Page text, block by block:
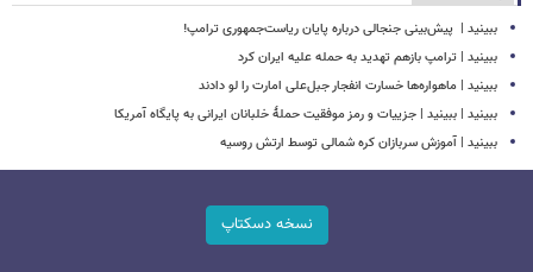
ببینید | ‏ پیش‌بینی جنجالی درباره پایان ریاست‌جمهوری ترامپ!
ببینید | ترامپ بازهم تهدید به حمله علیه ایران کرد
ببینید | ماهواره‌ها خسارت انفجار جبل‌علی امارت را لو دادند
ببینید | ببینید | جزییات و رمز موفقیت حملۀ خلبانان ایرانی به پایگاه آمریکا
ببینید | آموزش سربازان کره شمالی توسط ارتش روسیه
نسخه دسکتاپ